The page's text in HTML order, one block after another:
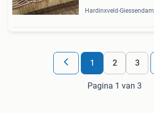
Hardinxveld-Giessendam
1 2 3
Pagina 1 van 3